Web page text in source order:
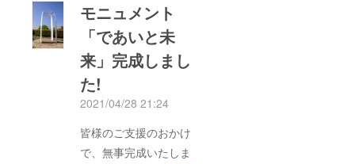
モニュメント
「であいと未
来」完成しまし
た!
2021/04/28 21:24
皆様のご支援のおかけ
で、無事完成いたしま